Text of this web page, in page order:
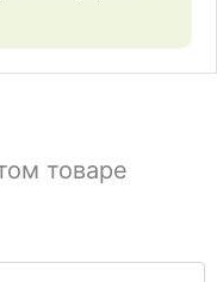
товаре